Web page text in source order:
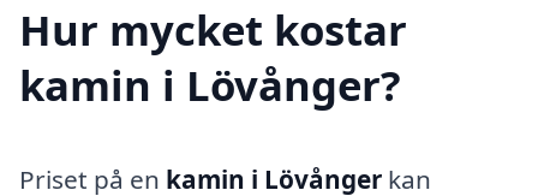
Hur mycket kostar
kamin i Lövånger?
Priset på en kamin i Lövånger kan